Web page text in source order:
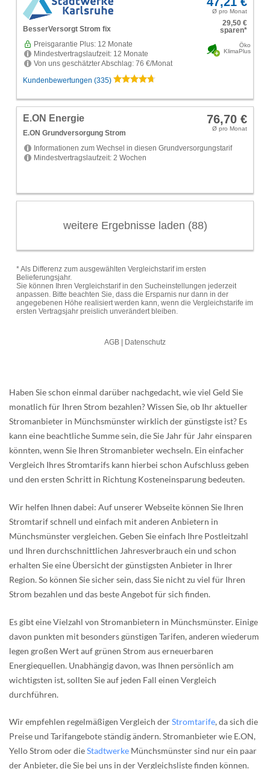
Haben Sie schon einmal darüber nachgedacht, wie viel Geld Sie
monatlich für Ihren Strom bezahlen? Wissen Sie, ob Ihr aktueller
Stromanbieter in Münchsmünster wirklich der günstigste ist? Es
kann eine beachtliche Summe sein, die Sie Jahr für Jahr einsparen
könnten, wenn Sie Ihren Stromanbieter wechseln. Ein einfacher
Vergleich Ihres Stromtarifs kann hierbei schon Aufschluss geben
und den ersten Schritt in Richtung Kosteneinsparung bedeuten.
Wir helfen Ihnen dabei: Auf unserer Webseite können Sie Ihren
Stromtarif schnell und einfach mit anderen Anbietern in
Münchsmünster vergleichen. Geben Sie einfach Ihre Postleitzahl
und Ihren durchschnittlichen Jahresverbrauch ein und schon
erhalten Sie eine Übersicht der günstigsten Anbieter in Ihrer
Region. So können Sie sicher sein, dass Sie nicht zu viel für Ihren
Strom bezahlen und das beste Angebot für sich finden.
Es gibt eine Vielzahl von Stromanbietern in Münchsmünster. Einige
davon punkten mit besonders günstigen Tarifen, anderen wiederum
legen großen Wert auf grünen Strom aus erneuerbaren
Energiequellen. Unabhängig davon, was Ihnen persönlich am
wichtigsten ist, sollten Sie auf jeden Fall einen Vergleich
durchführen.
Wir empfehlen regelmäßigen Vergleich derStromtarife, da sich die
Preise und Tarifangebote ständig ändern. Stromanbieter wie E.ON,
Yello Strom oder dieStadtwerke Münchsmünster sind nur ein paar
der Anbieter, die Sie bei uns in der Vergleichsliste finden können.